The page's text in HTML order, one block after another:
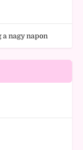
nagy napon